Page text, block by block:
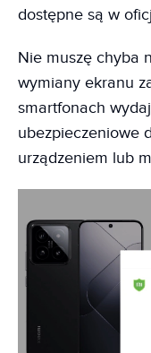
dostępne są w
Nie muszę chyba
wymiany ekranu
smartfonach
ubezpieczeniowe
urządzeniem lub